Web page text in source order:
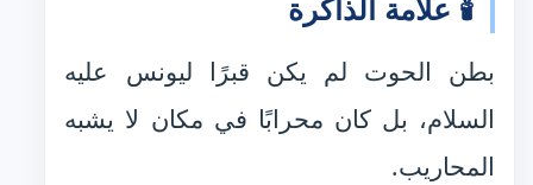
🕯️ علامة الذاكرة
بطن الحوت لم يكن قبرًا ليونس عليه
السلام، بل كان محرابًا في مكان لا يشبه
المحاريب.